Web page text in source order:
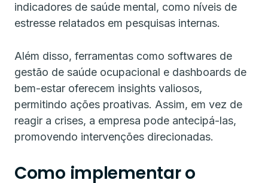
indicadores de saúde mental, como níveis de
estresse relatados em pesquisas internas.
Além disso, ferramentas como softwares de
gestão de saúde ocupacional e dashboards de
bem-estar oferecem insights valiosos,
permitindo ações proativas. Assim, em vez de
reagir a crises, a empresa pode antecipá-las,
promovendo intervenções direcionadas.
Como implementar o